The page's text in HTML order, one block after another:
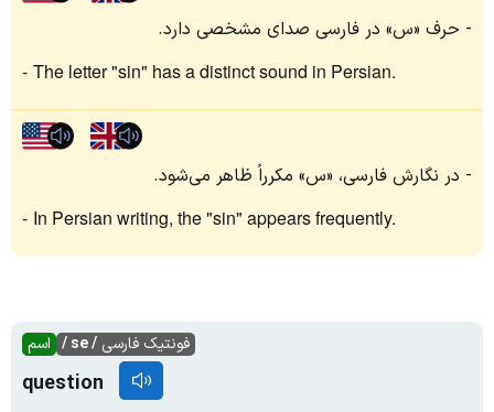
حرف «س» در فارسی صدای مشخصی دارد.
The letter "sin" has a distinct sound in Persian.
در نگارش فارسی، «س» مکرراً ظاهر می‌شود.
In Persian writing, the "sin" appears frequently.
اسم فونتیک فارسی / se /
question